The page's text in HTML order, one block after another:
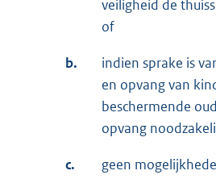
veiligheid de
of
b.
indien sprake is
en opvang van
beschermende
opvang
c.
geen